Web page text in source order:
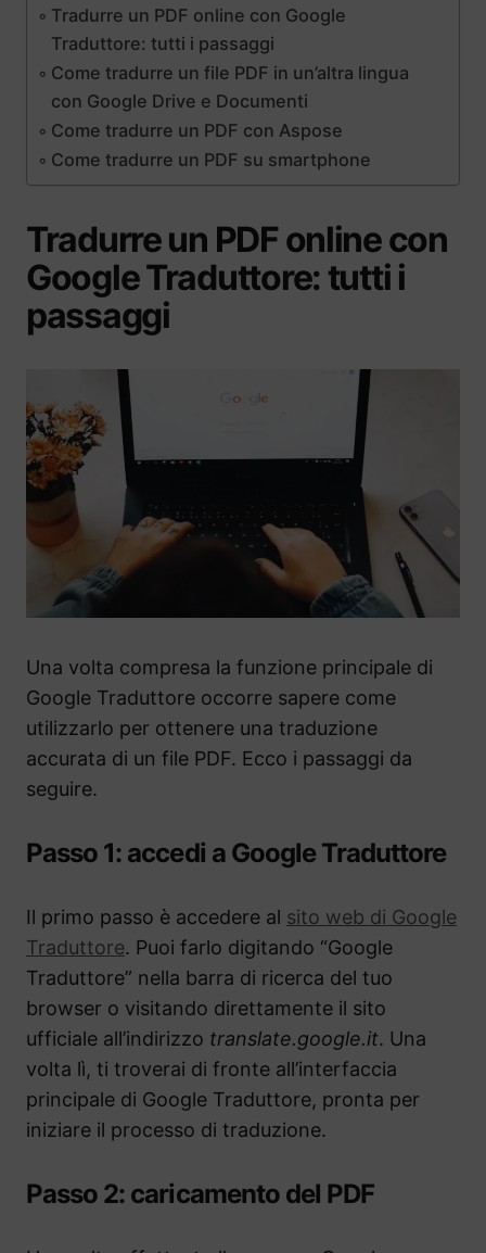
Tradurre un PDF online con Google
Traduttore: tutti i passaggi
Come tradurre un file PDF in un’altra lingua
con Google Drive e Documenti
Come tradurre un PDF con Aspose
Come tradurre un PDF su smartphone
Tradurre un PDF online con
Google Traduttore: tutti i
passaggi
Una volta compresa la funzione principale di
Google Traduttore occorre sapere come
utilizzarlo per ottenere una traduzione
accurata di un file PDF. Ecco i passaggi da
seguire.
Passo 1: accedi a Google Traduttore
Il primo passo è accedere al sito web di Google
Traduttore. Puoi farlo digitando “Google
Traduttore” nella barra di ricerca del tuo
browser o visitando direttamente il sito
ufficiale all’indirizzo translate.google.it. Una
volta lì, ti troverai di fronte all’interfaccia
principale di Google Traduttore, pronta per
iniziare il processo di traduzione.
Passo 2: caricamento del PDF